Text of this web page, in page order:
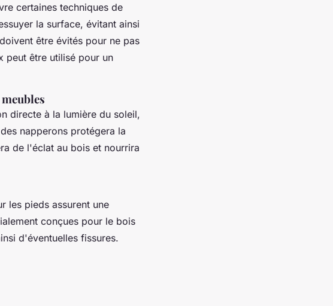
certaines techniques de
la surface, évitant ainsi
être évités pour ne pas
peut être utilisé pour un
directe à la lumière du soleil,
napperons protégera la
de l'éclat au bois et nourrira
les pieds assurent une
conçues pour le bois
d'éventuelles fissures.